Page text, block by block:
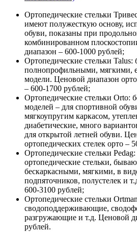
Ортопедические стельки
имеют полужесткую основу,
обуви, показаны при
комбинированном
диапазон – 600-1000 рублей;
Ортопедические стельки
полнопрофильными, мягкими,
модели. Ценовой диапазон
– 600-1700 рублей;
Ортопедические стельки Orto:
моделей – для спортивной
мягкоупругим каркасом,
диабетические, много
для открытой летней обуви.
ортопедических стелек орто –
Ортопедические стельки
ортопедические стельки,
бескаркасными, мягкими, в
подпяточников, полустелек и
600-3100 рублей;
Ортопедические стельки
сводоподдерживающие,
разгружающие и т.д. Ценовой
рублей.